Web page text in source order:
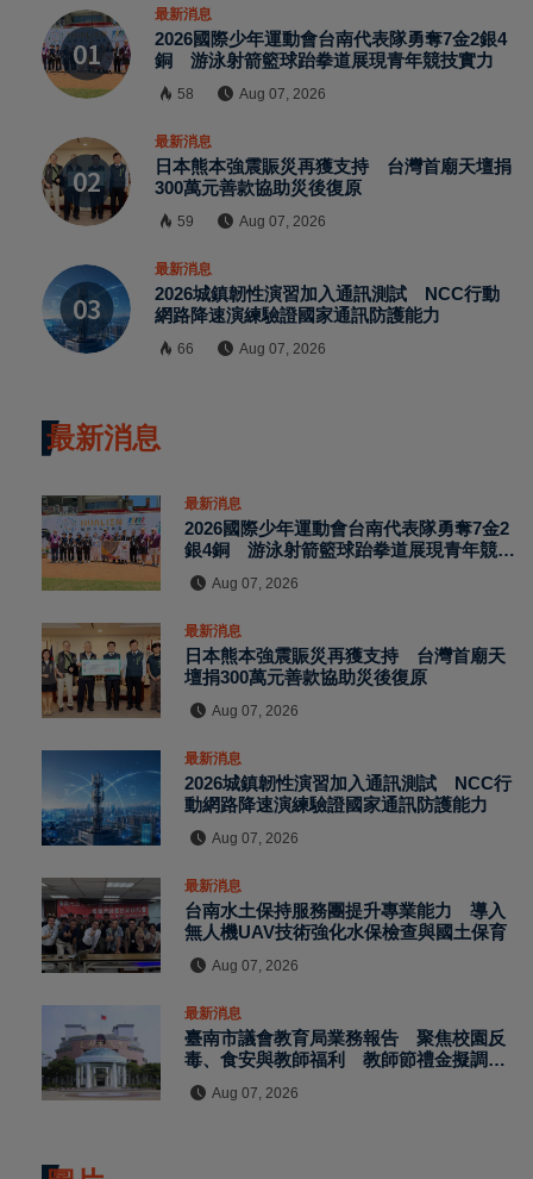
最新消息
2026國際少年運動會台南代表隊勇奪7金2銀4
銅 游泳射箭籃球跆拳道展現青年競技實力
58 Aug 07, 2026
最新消息
日本熊本強震賑災再獲支持 台灣首廟天壇捐
300萬元善款協助災後復原
59 Aug 07, 2026
最新消息
2026城鎮韌性演習加入通訊測試 NCC行動
網路降速演練驗證國家通訊防護能力
66 Aug 07, 2026
最新消息
最新消息
2026國際少年運動會台南代表隊勇奪7金2
銀4銅 游泳射箭籃球跆拳道展現青年競技
實力
Aug 07, 2026
最新消息
日本熊本強震賑災再獲支持 台灣首廟天
壇捐300萬元善款協助災後復原
Aug 07, 2026
最新消息
2026城鎮韌性演習加入通訊測試 NCC行
動網路降速演練驗證國家通訊防護能力
Aug 07, 2026
最新消息
台南水土保持服務團提升專業能力 導入
無人機UAV技術強化水保檢查與國土保育
Aug 07, 2026
最新消息
臺南市議會教育局業務報告 聚焦校園反
毒、食安與教師福利 教師節禮金擬調升
至千元
Aug 07, 2026